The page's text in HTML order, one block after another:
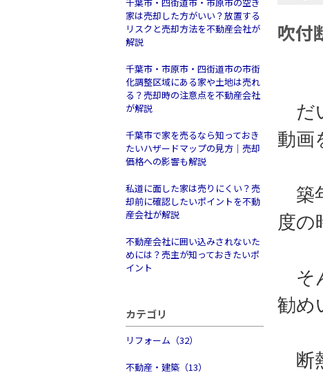
家は売却した方がいい？放置する
リスクと売却方法を不動産会社が
解説
千葉市・市原市・四街道市の市街
化調整区域にある家や土地は売れ
る？売却時の注意点を不動産会社
が解説
千葉市で家を売るなら知っておき
たいハザードマップの見方｜売却
価格への影響も解説
私道に面した家は売りにくい？売
却前に確認したいポイントを不動
産会社が解説
不動産会社に囲い込みされないた
めには？売主が知っておきたいポ
イント
カテゴリ
リフォーム（32）
不動産・建築（13）
吹付
だ
動画
築
度の
そ
勧め
断